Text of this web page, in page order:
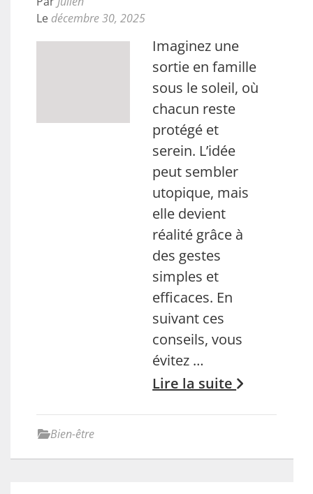
Le décembre 30, 2025
Imaginez une
sortie en famille
sous le soleil, où
chacun reste
protégé et
serein. L’idée
peut sembler
utopique, mais
elle devient
réalité grâce à
des gestes
simples et
efficaces. En
suivant ces
conseils, vous
évitez …
Lire la suite
Bien-être